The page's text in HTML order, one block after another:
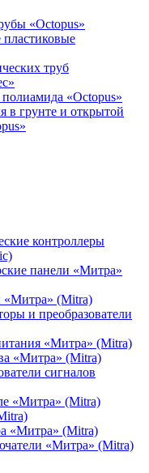
«Octopus»
труб
«Octopus»
в грунте и открытой
контроллеры
панели «Митра»
«Митра» (Mitra)
и преобразователи
«Митра» (Mitra)
«Митра» (Mitra)
сигналов
«Митра» (Mitra)
«Митра» (Mitra)
«Митра» (Mitra)